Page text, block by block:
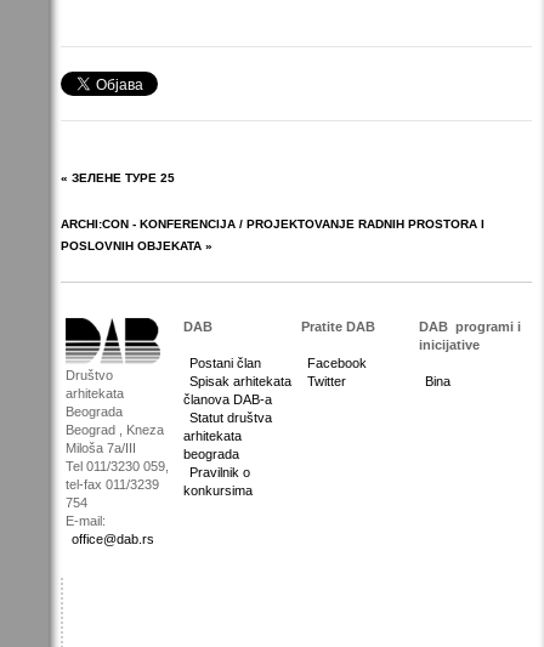
« ЗЕЛЕНЕ ТУРЕ 25
ARCHI:CON - KONFERENCIJA / PROJEKTOVANJE RADNIH PROSTORA I
POSLOVNIH OBJEKATA »
Društvo
arhitekata
Beograda
Beograd , Kneza
Miloša 7a/III
Tel 011/3230 059,
tel-fax 011/3239
754
E-mail:
office@dab.rs
DAB
Postani član
Spisak arhitekata
članova DAB-a
Statut društva
arhitekata
beograda
Pravilnik o
konkursima
Pratite DAB
Facebook
Twitter
DAB programi i
inicijative
Bina